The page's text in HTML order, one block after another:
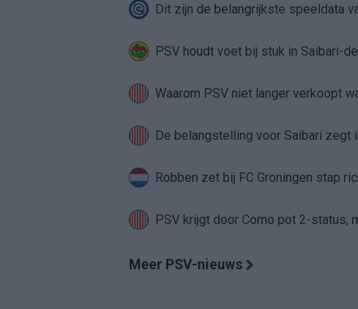
Dit zijn de belangrijkste speeldata
PSV houdt voet bij stuk in Saibari-
Waarom PSV niet langer verkoopt
De belangstelling voor Saibari zegt
Robben zet bij FC Groningen stap
PSV krijgt door Como pot 2-status,
Meer PSV-nieuws